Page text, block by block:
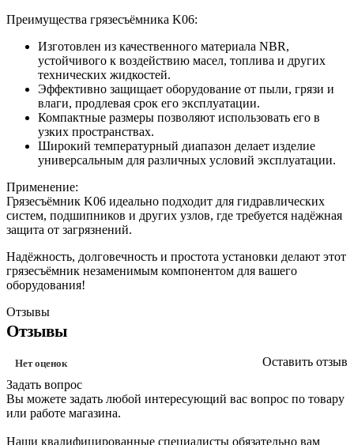
Преимущества грязесъёмника K06:
Изготовлен из качественного материала NBR,
устойчивого к воздействию масел, топлива и других
технических жидкостей.
Эффективно защищает оборудование от пыли, грязи и
влаги, продлевая срок его эксплуатации.
Компактные размеры позволяют использовать его в
узких пространствах.
Широкий температурный диапазон делает изделие
универсальным для различных условий эксплуатации.
Применение:
Грязесъёмник K06 идеально подходит для гидравлических
систем, подшипников и других узлов, где требуется надёжная
защита от загрязнений.
Надёжность, долговечность и простота установки делают этот
грязесъёмник незаменимым компонентом для вашего
оборудования!
Отзывы
Отзывы
Нет оценок
Оставить отзыв
Задать вопрос
Вы можете задать любой интересующий вас вопрос по товару
или работе магазина.
Наши квалифицированные специалисты обязательно вам